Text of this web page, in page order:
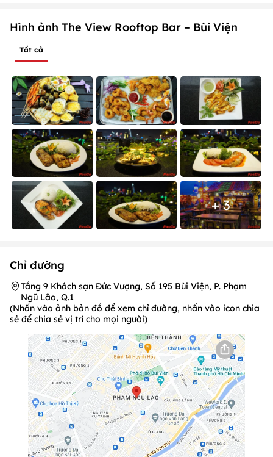
Hình ảnh The View Rooftop Bar – Bùi Viện
Tất cả
+ 3
Chỉ đường
Tầng 9 Khách sạn Đức Vượng, Số 195 Bùi Viện, P. Phạm
Ngũ Lão, Q.1
(Nhấn vào ảnh bản đồ để xem chỉ đường, nhấn vào icon chia
sẻ để chia sẻ vị trí cho mọi người)